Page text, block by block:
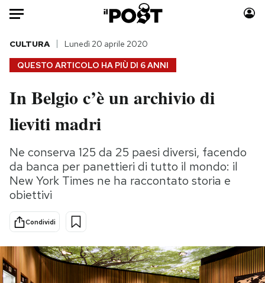
Auto
HOME
Italia
Politica
Tecnologia
Internet
Scienza
Cultura
Economia
Moda
Storie/Idee
Ok Boomer!
Media
QUESTO ARTICOLO HA PIÙ DI 6 ANNI
CULTURA Lunedì 20 aprile 2020
In Belgio c’è un archivio di
lieviti madri
Ne conserva 125 da 25 paesi diversi, facendo
da banca per panettieri di tutto il mondo: il
New York Times ne ha raccontato storia e
obiettivi
Condividi